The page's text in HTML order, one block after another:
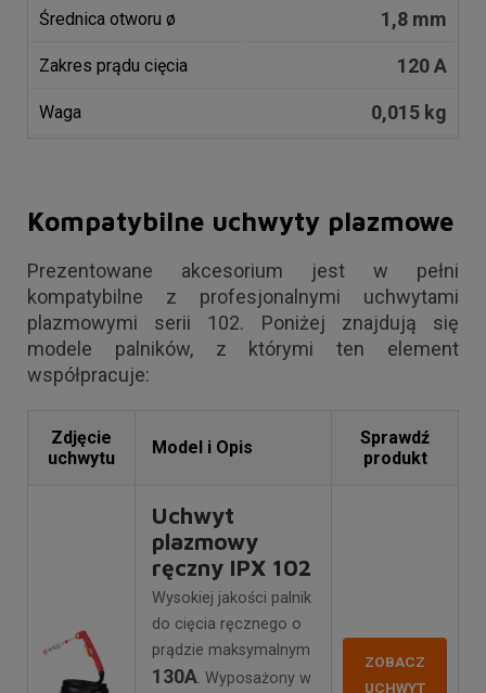
Średnica otworu ø 1,8 mm
Zakres prądu cięcia 120 A
Waga 0,015 kg
Kompatybilne uchwyty plazmowe
Prezentowane akcesorium jest w pełni
kompatybilne z profesjonalnymi uchwytami
plazmowymi serii 102. Poniżej znajdują się
modele palników, z którymi ten element
współpracuje:
Zdjęcie
uchwytu
Model i Opis
Sprawdź
produkt
Uchwyt
plazmowy
ręczny IPX 102
Wysokiej jakości palnik
do cięcia ręcznego o
prądzie maksymalnym
130A. Wyposażony w
ZOBACZ
UCHWYT